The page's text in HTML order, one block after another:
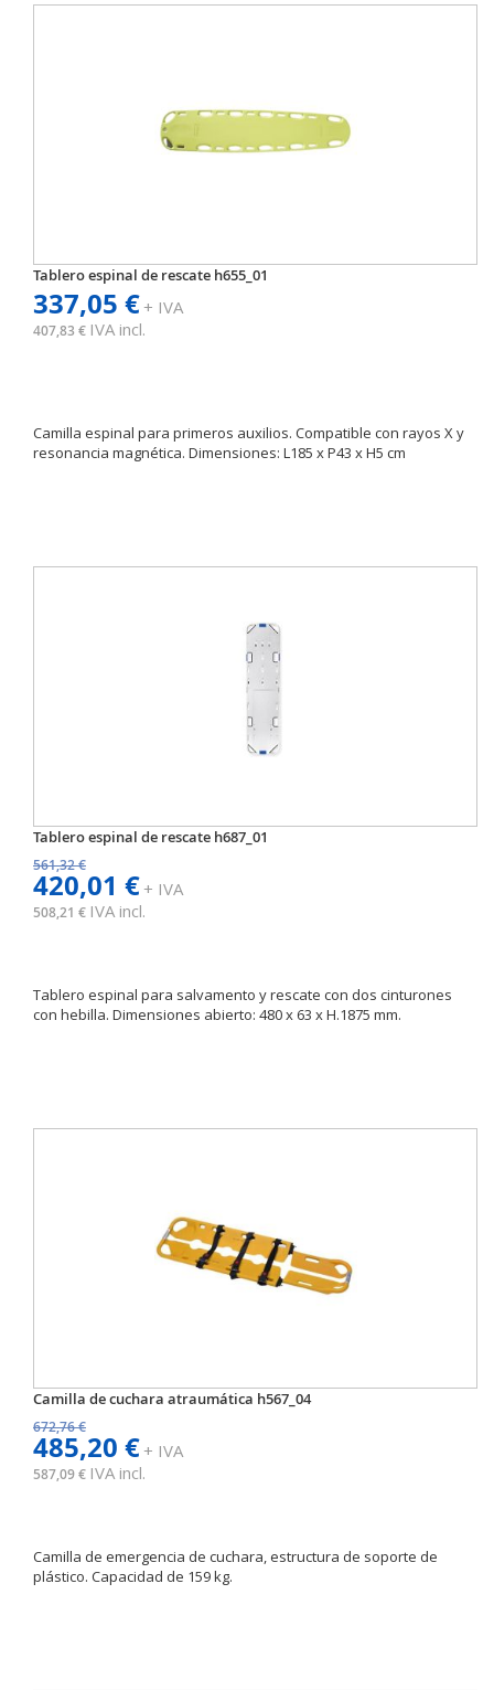
Tablero espinal de rescate h655_01
337,05 €+ IVA
407,83 € IVA incl.
Camilla espinal para primeros auxilios. Compatible con rayos X y
resonancia magnética. Dimensiones: L185 x P43 x H5 cm
Tablero espinal de rescate h687_01
561,32 €
420,01 €+ IVA
508,21 € IVA incl.
Tablero espinal para salvamento y rescate con dos cinturones
con hebilla. Dimensiones abierto: 480 x 63 x H.1875 mm.
Camilla de cuchara atraumática h567_04
672,76 €
485,20 €+ IVA
587,09 € IVA incl.
Camilla de emergencia de cuchara, estructura de soporte de
plástico. Capacidad de 159 kg.